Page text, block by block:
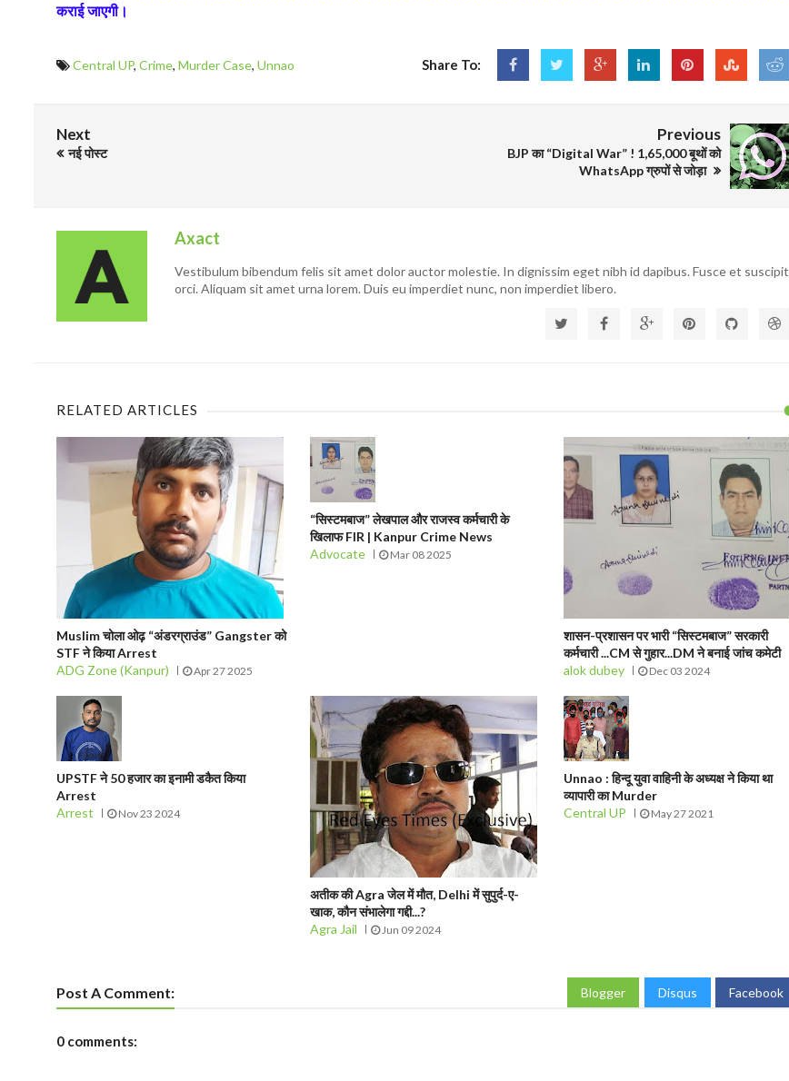
कराई जाएगी।
Central UP, Crime, Murder Case, Unnao Share To:
Next
नई पोस्ट
Previous
BJP का “Digital War” ! 1,65,000 बूथों को
WhatsApp ग्रुपों से जोड़ा
Axact
Vestibulum bibendum felis sit amet dolor auctor molestie. In dignissim eget nibh id dapibus. Fusce et suscipit
orci. Aliquam sit amet urna lorem. Duis eu imperdiet nunc, non imperdiet libero.
RELATED ARTICLES
Muslim चोला ओढ़ “अंडरग्राउंड” Gangster को
STF ने किया Arrest
ADG Zone (Kanpur)
Apr 27 2025
“सिस्टमबाज” लेखपाल और राजस्व कर्मचारी के
खिलाफ FIR | Kanpur Crime News
Advocate
Mar 08 2025
शासन-प्रशासन पर भारी “सिस्टमबाज” सरकारी
कर्मचारी ...CM से गुहार...DM ने बनाई जांच कमेटी
alok dubey
Dec 03 2024
UPSTF ने 50 हजार का इनामी डकैत किया
Arrest
Arrest
Nov 23 2024
अतीक की Agra जेल में मौत, Delhi में सुपुर्द-ए-
खाक, कौन संभालेगा गद्दी...?
Agra Jail
Jun 09 2024
Unnao : हिन्दू युवा वाहिनी के अध्यक्ष ने किया था
व्यापारी का Murder
Central UP
May 27 2021
Post A Comment: Blogger Disqus Facebook
0 comments: